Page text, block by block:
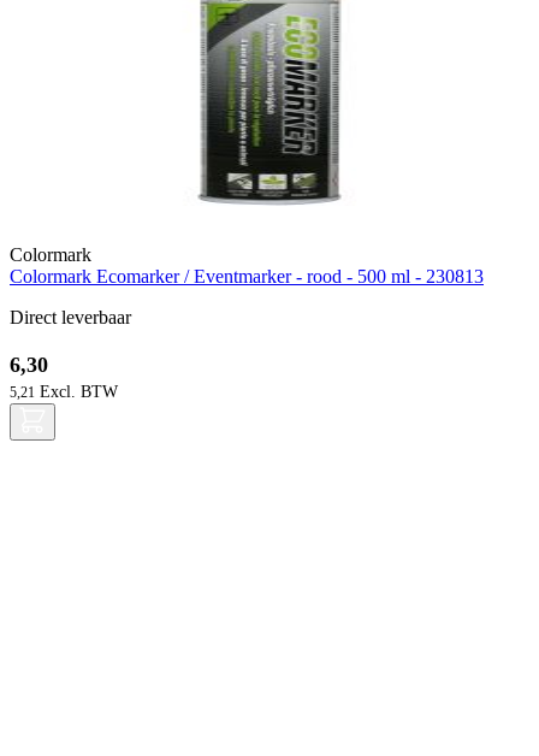
Colormark
Colormark Ecomarker / Eventmarker - rood - 500 ml - 230813
Direct leverbaar
6,30
5,21